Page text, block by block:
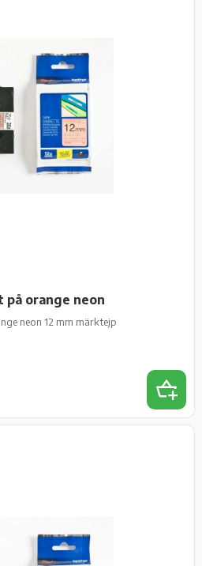
på orange neon
neon 12 mm märktejp